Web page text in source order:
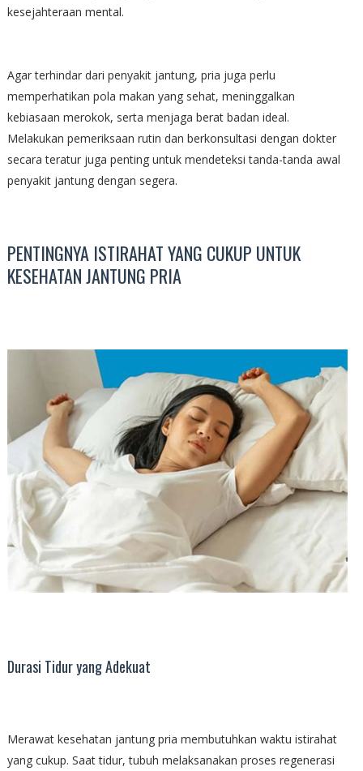
kesejahteraan mental.
Agar terhindar dari penyakit jantung, pria juga perlu
memperhatikan pola makan yang sehat, meninggalkan
kebiasaan merokok, serta menjaga berat badan ideal.
Melakukan pemeriksaan rutin dan berkonsultasi dengan dokter
secara teratur juga penting untuk mendeteksi tanda-tanda awal
penyakit jantung dengan segera.
PENTINGNYA ISTIRAHAT YANG CUKUP UNTUK
KESEHATAN JANTUNG PRIA
Durasi Tidur yang Adekuat
Merawat kesehatan jantung pria membutuhkan waktu istirahat
yang cukup. Saat tidur, tubuh melaksanakan proses regenerasi